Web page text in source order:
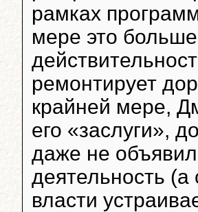
рамках
мере это
ремонтирует
крайней мере,
его «заслуги»,
даже не
деятельность
власти